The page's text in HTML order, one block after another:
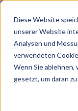
Diese Website
unserer Website
Analysen und
verwendeten
Wenn Sie
gesetzt, um daran